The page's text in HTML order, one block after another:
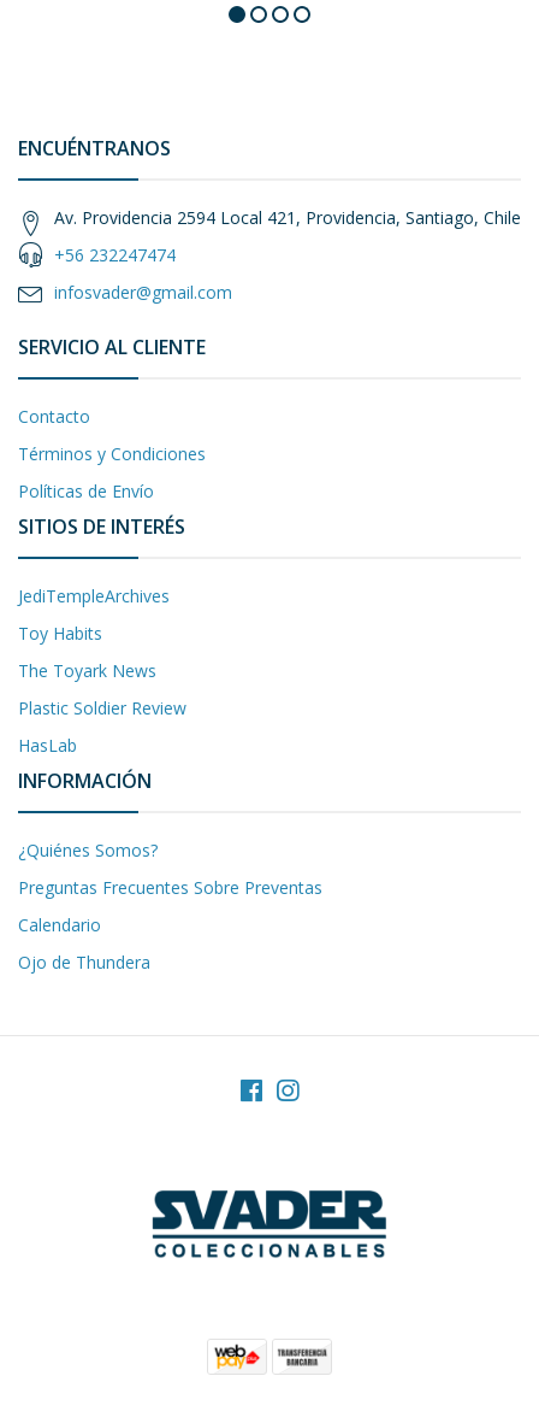
ENCUÉNTRANOS
Av. Providencia 2594 Local 421, Providencia, Santiago, Chile
+56 232247474
infosvader@gmail.com
SERVICIO AL CLIENTE
Contacto
Términos y Condiciones
Políticas de Envío
SITIOS DE INTERÉS
JediTempleArchives
Toy Habits
The Toyark News
Plastic Soldier Review
HasLab
INFORMACIÓN
¿Quiénes Somos?
Preguntas Frecuentes Sobre Preventas
Calendario
Ojo de Thundera